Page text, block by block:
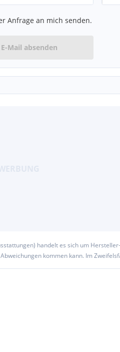
Anfrage an mich senden.
E-Mail absenden
handelt es sich um
kommen kann. Im